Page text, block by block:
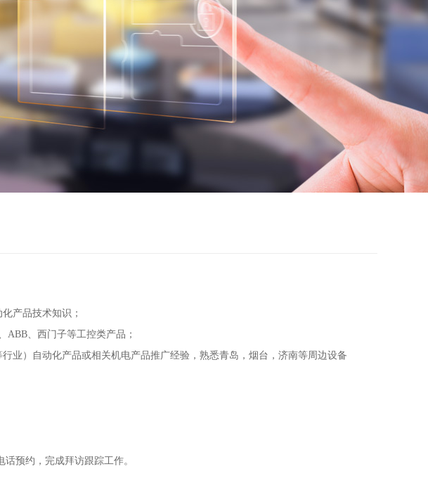
产品技术知识；
ABB、西门子等工控类产品；
业）自动化产品或相关机电产品推广经验，熟悉青岛，烟台，济南等周边设备
预约，完成拜访跟踪工作。